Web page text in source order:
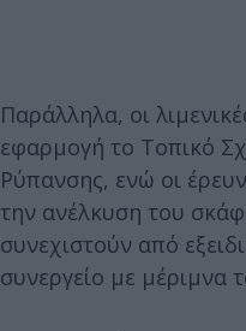
Παράλληλα, οι
εφαρμογή το Τοπικό
Ρύπανσης, ενώ οι
την ανέλκυση του
συνεχιστούν από
συνεργείο με μέριμνα